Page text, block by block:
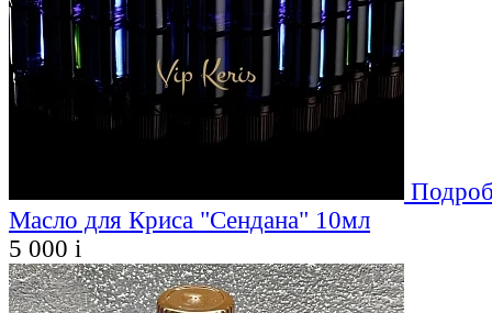
Масло для Криса "Сендана" 10мл
5 000 i